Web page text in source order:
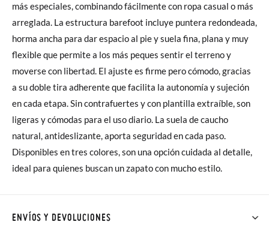
más especiales, combinando fácilmente con ropa casual o más
arreglada. La estructura barefoot incluye puntera redondeada,
horma ancha para dar espacio al pie y suela fina, plana y muy
flexible que permite a los más peques sentir el terreno y
moverse con libertad. El ajuste es firme pero cómodo, gracias
a su doble tira adherente que facilita la autonomía y sujeción
en cada etapa. Sin contrafuertes y con plantilla extraíble, son
ligeras y cómodas para el uso diario. La suela de caucho
natural, antideslizante, aporta seguridad en cada paso.
Disponibles en tres colores, son una opción cuidada al detalle,
ideal para quienes buscan un zapato con mucho estilo.
ENVÍOS Y DEVOLUCIONES